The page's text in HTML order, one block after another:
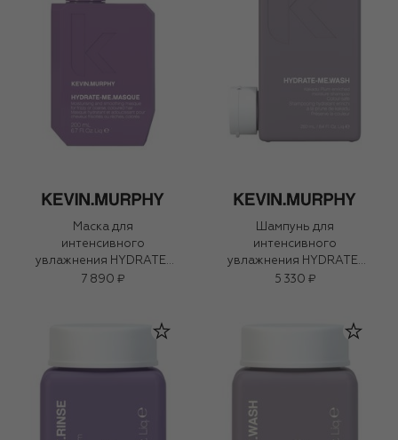
Маска для
интенсивного
увлажнения HYDRATE-
ME.MASQUE (200ml)
7 890 ₽
Шампунь для
интенсивного
увлажнения HYDRATE-
ME.WASH (250ml)
5 330 ₽